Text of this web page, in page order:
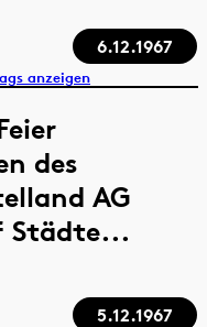
6.12.1967
anzeigen
des
AG
Städte...
5.12.1967